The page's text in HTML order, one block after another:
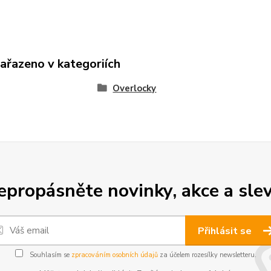
v kategoriích
Overlocky
novinky, akce a
Přihlásit se
Souhlasím se zpracováním osobních údajůza účelem rozesílky newsletteru.